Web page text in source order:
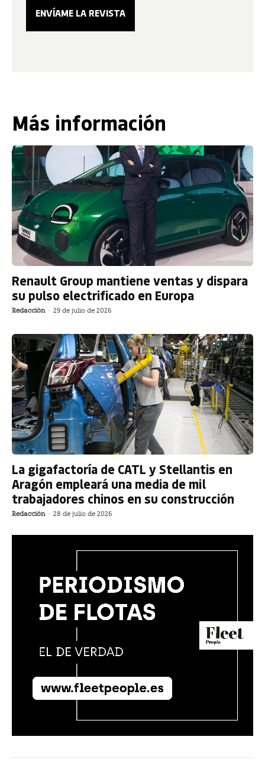
Más información
Renault Group mantiene ventas y dispara
su pulso electrificado en Europa
Redacción - 29 de julio de 2026
La gigafactoría de CATL y Stellantis en
Aragón empleará una media de mil
trabajadores chinos en su construcción
Redacción - 28 de julio de 2026